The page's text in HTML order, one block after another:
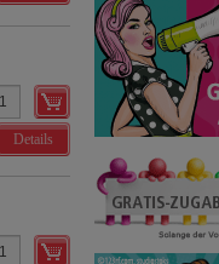
Details